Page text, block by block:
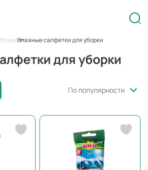
Влажные салфетки для уборки
для уборки
По популярности